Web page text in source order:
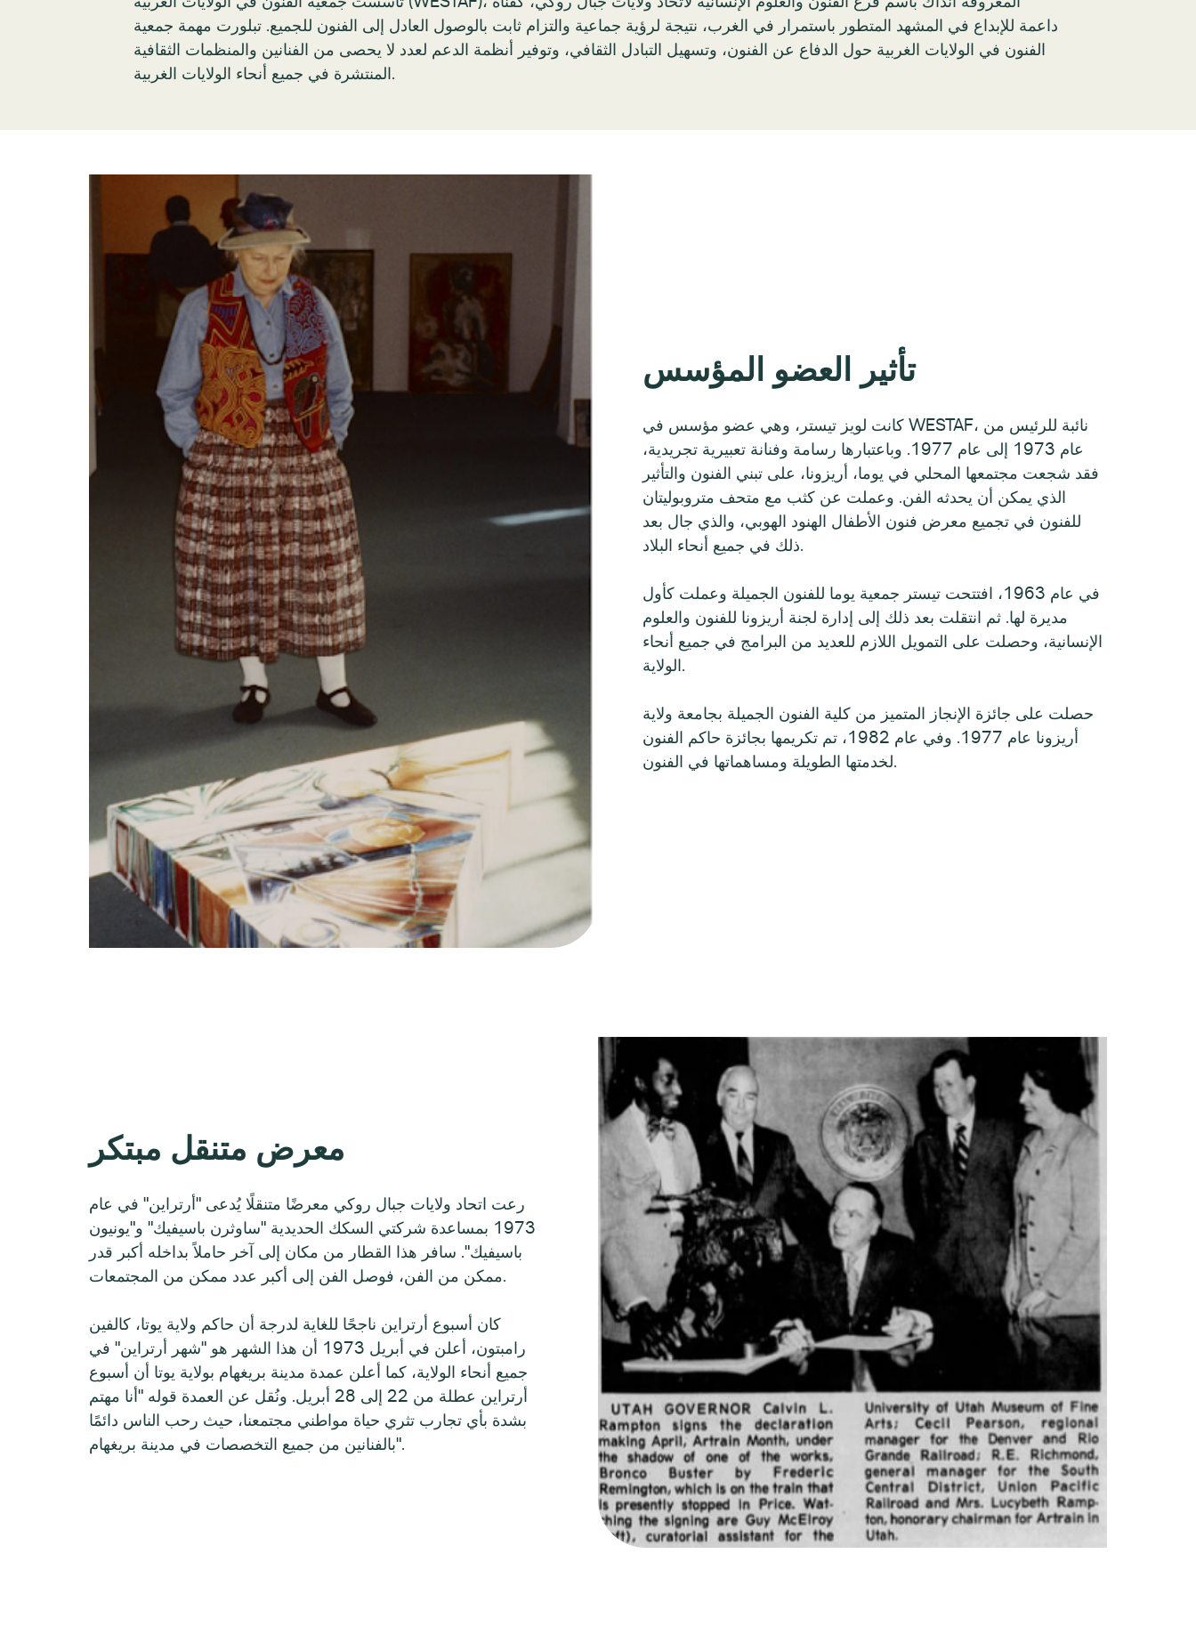
داعمة للإبداع في المشهد المتطور باستمرار في الغرب، نتيجة لرؤية جماعية والتزام ثابت بالوصول العادل إلى الفنون للجميع. تبلورت مهمة جمعية
الفنون في الولايات الغربية حول الدفاع عن الفنون، وتسهيل التبادل الثقافي، وتوفير أنظمة الدعم لعدد لا يحصى من الفنانين والمنظمات الثقافية
المنتشرة في جميع أنحاء الولايات الغربية.
تأثير العضو المؤسس
كانت لويز تيستر، وهي عضو مؤسس في WESTAF، نائبة للرئيس من
عام 1973 إلى عام 1977. وباعتبارها رسامة وفنانة تعبيرية تجريدية،
فقد شجعت مجتمعها المحلي في يوما، أريزونا، على تبني الفنون والتأثير
الذي يمكن أن يحدثه الفن. وعملت عن كثب مع متحف متروبوليتان
للفنون في تجميع معرض فنون الأطفال الهنود الهوبي، والذي جال بعد
ذلك في جميع أنحاء البلاد.
في عام 1963، افتتحت تيستر جمعية يوما للفنون الجميلة وعملت كأول
مديرة لها. ثم انتقلت بعد ذلك إلى إدارة لجنة أريزونا للفنون والعلوم
الإنسانية، وحصلت على التمويل اللازم للعديد من البرامج في جميع أنحاء
الولاية.
حصلت على جائزة الإنجاز المتميز من كلية الفنون الجميلة بجامعة ولاية
أريزونا عام 1977. وفي عام 1982، تم تكريمها بجائزة حاكم الفنون
لخدمتها الطويلة ومساهماتها في الفنون.
معرض متنقل مبتكر
رعت اتحاد ولايات جبال روكي معرضًا متنقلًا يُدعى "أرتراين" في عام
1973 بمساعدة شركتي السكك الحديدية "ساوثرن باسيفيك" و"يونيون
باسيفيك". سافر هذا القطار من مكان إلى آخر حاملاً بداخله أكبر قدر
ممكن من الفن، فوصل الفن إلى أكبر عدد ممكن من المجتمعات.
كان أسبوع أرتراين ناجحًا للغاية لدرجة أن حاكم ولاية يوتا، كالفين
رامبتون، أعلن في أبريل 1973 أن هذا الشهر هو "شهر أرتراين" في
جميع أنحاء الولاية، كما أعلن عمدة مدينة بريغهام بولاية يوتا أن أسبوع
أرتراين عطلة من 22 إلى 28 أبريل. ونُقل عن العمدة قوله "أنا مهتم
بشدة بأي تجارب تثري حياة مواطني مجتمعنا، حيث رحب الناس دائمًا
بالفنانين من جميع التخصصات في مدينة بريغهام".